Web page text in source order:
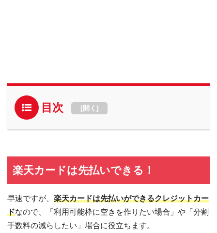
目次 [開く ]
楽天カードは先払いできる！
早速ですが、 楽天カードは先払いができるクレジットカー
ドなので、「利用可能枠に空きを作りたい場合」や「分割
手数料の減らしたい」場合に役立ちます。